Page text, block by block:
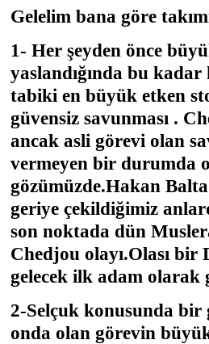
Gelelim bana göre
1- Her şeyden önce
yaslandığında bu
tabiki en büyük etken
güvensiz savunması .
ancak asli görevi olan
vermeyen bir durumda
gözümüzde.Hakan
geriye çekildiğimiz
son noktada dün
Chedjou olayı.Olası
gelecek ilk adam
2-Selçuk konusunda bir
onda olan görevin